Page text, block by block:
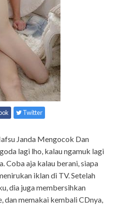
Twitter
Janda Mengocok Dan
lagi lho, kalau ngamuk lagi
Coba aja kalau berani, siapa
iklan di TV. Setelah
dia juga membersihkan
dan memakai kembali CDnya,